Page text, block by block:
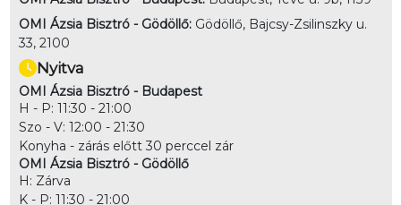
OMI Ázsia Bisztró - Gödöllő: Gödöllő, Bajcsy-Zsilinszky u.
33, 2100
Nyitva
OMI Ázsia Bisztró - Budapest
H - P: 11:30 - 21:00
Szo - V: 12:00 - 21:30
Konyha - zárás előtt 30 perccel zár
OMI Ázsia Bisztró - Gödöllő
H: Zárva
K - P: 11:30 - 21:00